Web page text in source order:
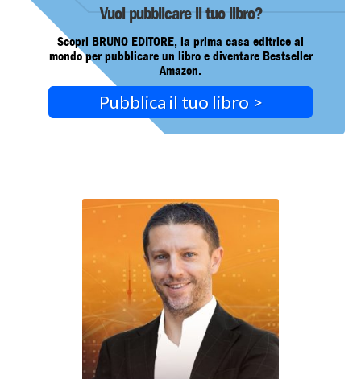
Vuoi pubblicare il tuo libro?
Scopri BRUNO EDITORE, la prima casa editrice al
mondo per pubblicare un libro e diventare Bestseller
Amazon.
Pubblica il tuo libro >